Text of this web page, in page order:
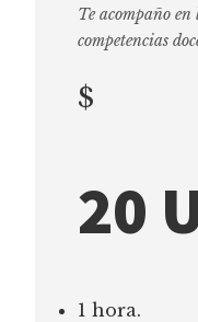
Te acompaño
competencias
$
20
1 hora.